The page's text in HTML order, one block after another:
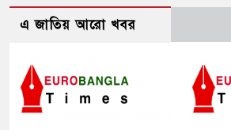
এ জাতিয় আরো খবর